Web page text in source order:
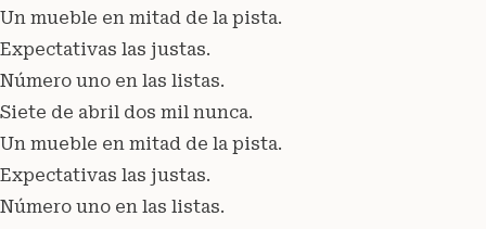
Un mueble en mitad de la pista.
Expectativas las justas.
Número uno en las listas.
Siete de abril dos mil nunca.
Un mueble en mitad de la pista.
Expectativas las justas.
Número uno en las listas.